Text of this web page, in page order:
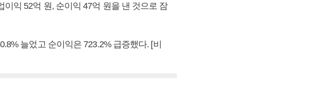
익 52억 원, 순이익 47억 원을 낸 것으로 잠
늘었고 순이익은 723.2% 급증했다. [비